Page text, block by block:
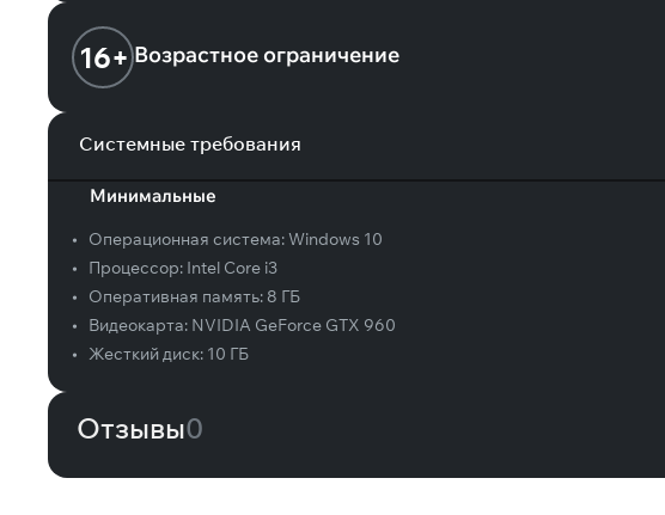
16+ Возрастное ограничение
Системные требования
Минимальные
• Операционная система:Windows 10
•
Процессор: Intel Core i3
•
Оперативная память: 8 ГБ
•
Видеокарта: NVIDIA GeForce GTX 960
•
Жесткий диск: 10 ГБ
Отзывы0